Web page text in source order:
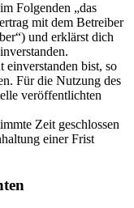
Folgenden „das
mit dem Betreiber
und erklärst dich
einverstanden bist, so
Für die Nutzung des
veröffentlichten
Zeit geschlossen
einer Frist